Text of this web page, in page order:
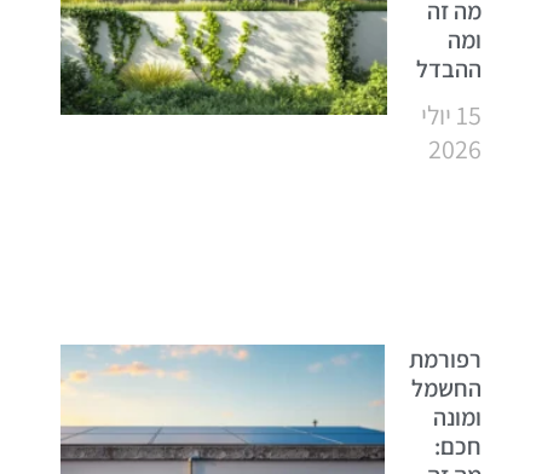
מה זה
ומה
ההבדל
15 יולי
2026
רפורמת
החשמל
ומונה
חכם: